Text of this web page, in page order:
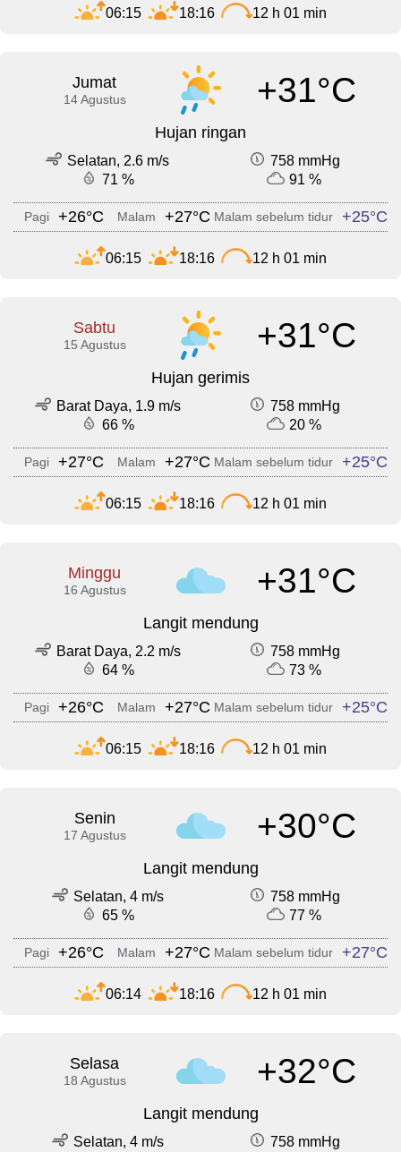
06:15 18:16 12 h 01 min
Jumat
14 Agustus +31°C
Hujan ringan
Selatan, 2.6 m/s
758 mmHg
71 %
91 %
Pagi +26°C Malam +27°C Malam sebelum tidur +25°C
06:15 18:16 12 h 01 min
Sabtu
15 Agustus +31°C
Hujan gerimis
Barat Daya, 1.9 m/s
758 mmHg
66 %
20 %
Pagi +27°C Malam +27°C Malam sebelum tidur +25°C
06:15 18:16 12 h 01 min
Minggu
16 Agustus +31°C
Langit mendung
Barat Daya, 2.2 m/s
758 mmHg
64 %
73 %
Pagi +26°C Malam +27°C Malam sebelum tidur +25°C
06:15 18:16 12 h 01 min
Senin
17 Agustus +30°C
Langit mendung
Selatan, 4 m/s
758 mmHg
65 %
77 %
Pagi +26°C Malam +27°C Malam sebelum tidur +27°C
06:14 18:16 12 h 01 min
Selasa
18 Agustus +32°C
Langit mendung
Selatan, 4 m/s
758 mmHg